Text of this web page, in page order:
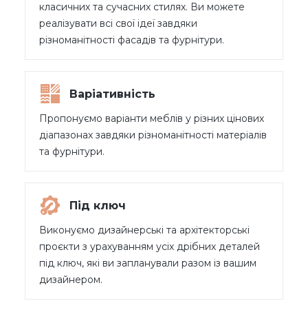
класичних та сучасних стилях. Ви можете
реалізувати всі свої ідеї завдяки
різноманітності фасадів та фурнітури.
Варіативність
Пропонуємо варіанти меблів у різних цінових
діапазонах завдяки різноманітності матеріалів
та фурнітури.
Під ключ
Виконуємо дизайнерські та архітекторські
проєкти з урахуванням усіх дрібних деталей
під ключ, які ви запланували разом із вашим
дизайнером.